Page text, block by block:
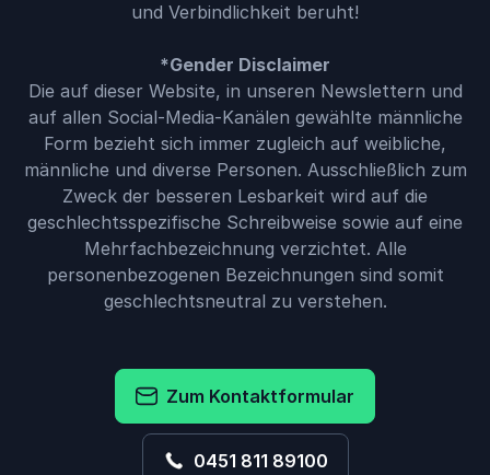
und Verbindlichkeit beruht!
*Gender Disclaimer
Die auf dieser Website, in unseren Newslettern und
auf allen Social-Media-Kanälen gewählte männliche
Form bezieht sich immer zugleich auf weibliche,
männliche und diverse Personen. Ausschließlich zum
Zweck der besseren Lesbarkeit wird auf die
geschlechtsspezifische Schreibweise sowie auf eine
Mehrfachbezeichnung verzichtet. Alle
personenbezogenen Bezeichnungen sind somit
geschlechtsneutral zu verstehen.
Zum Kontaktformular
0451 811 89100